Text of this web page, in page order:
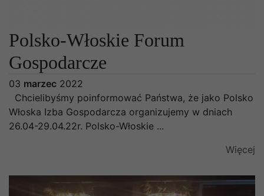
Polsko-Włoskie Forum
Gospodarcze
03 marzec 2022
Chcielibyśmy poinformować Państwa, że jako Polsko
Włoska Izba Gospodarcza organizujemy w dniach
26.04-29.04.22r. Polsko-Włoskie ...
Więcej